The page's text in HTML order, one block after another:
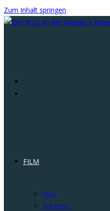
Zum Inhalt springen
FILM
FILM
SUPPORT